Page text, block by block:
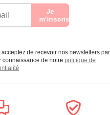
Je
m’inscris
de recevoir nos newsletters par
de notre politique de